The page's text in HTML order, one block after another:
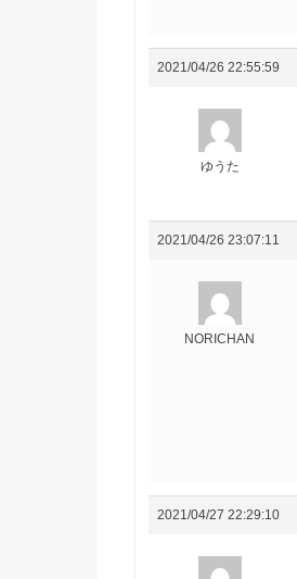
2021/04/26 22:55:59
ゆうた
2021/04/26 23:07:11
NORICHAN
2021/04/27 22:29:10